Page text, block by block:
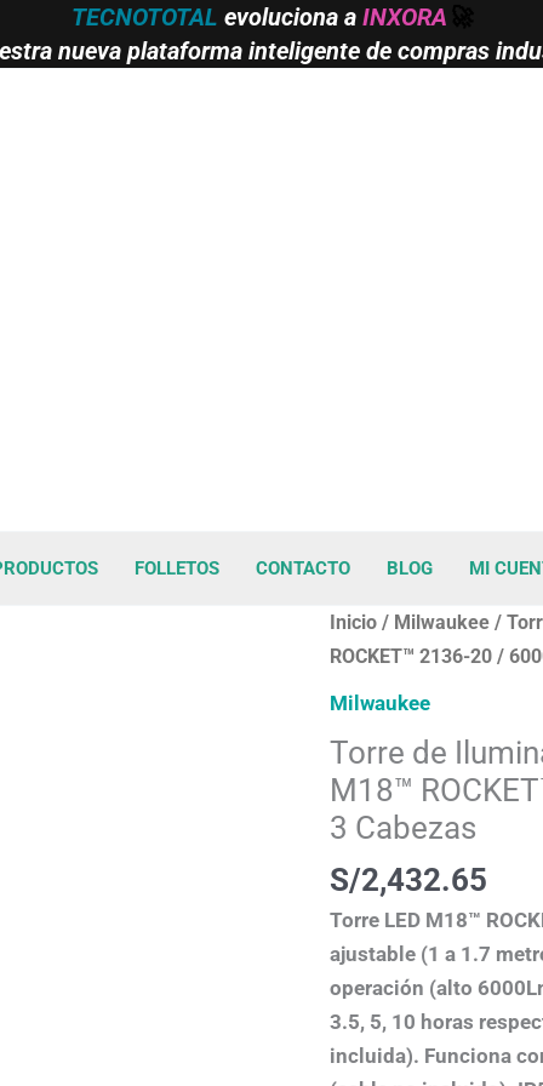
TECNOTOTAL evoluciona a INXORA
nueva plataforma inteligente de compras
FOLLETOS CONTACTO BLOG MI
Inicio / Milwaukee /
ROCKET™ 2136-20 /
Milwaukee
Torre de
M18™
3 Cabezas
S/2,432.65
Torre LED M18™
ajustable (1 a 1.7
operación (alto
3.5, 5, 10 horas
incluida). Funciona
Torre
de
Iluminación
portatil
MILWAUKEE
M18™
2136-
20
/
6000
Lúmenes
con